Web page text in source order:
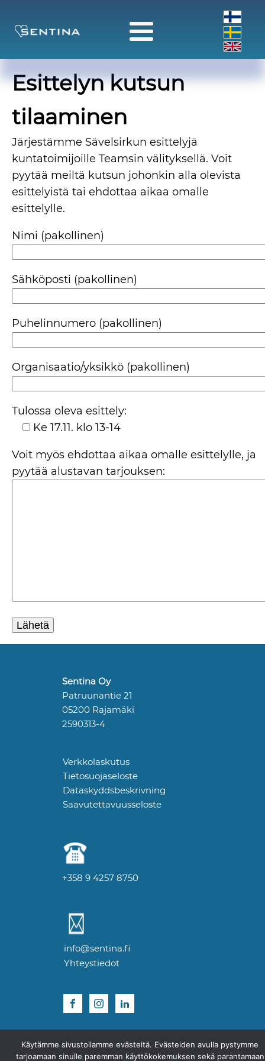
Esittelyn kutsun
tilaaminen
Järjestämme Sävelsirkun esittelyjä
kuntatoimijoille Teamsin välityksellä. Voit
pyytää meiltä kutsun johonkin alla olevista
esittelyistä tai ehdottaa aikaa omalle
esittelylle.
Nimi (pakollinen)
Sähköposti (pakollinen)
Puhelinnumero (pakollinen)
Organisaatio/yksikkö (pakollinen)
Tulossa oleva esittely:
Ke 17.11. klo 13-14
Voit myös ehdottaa aikaa omalle esittelylle, ja
pyytää alustavan tarjouksen:
Sentina Oy
Patruunantie 21
05200 Rajamäki
2590313-4
Verkkolaskutus
Tietosuojaseloste
Dataskyddsbeskrivning
Saavutettavuusseloste
+358 9 4257 8750
info@sentina.fi
Yhteystiedot
Käytämme sivustollamme evästeitä. Evästeiden avulla pystymme
tarjoamaan sinulle paremman käyttökokemuksen sekä parantamaan